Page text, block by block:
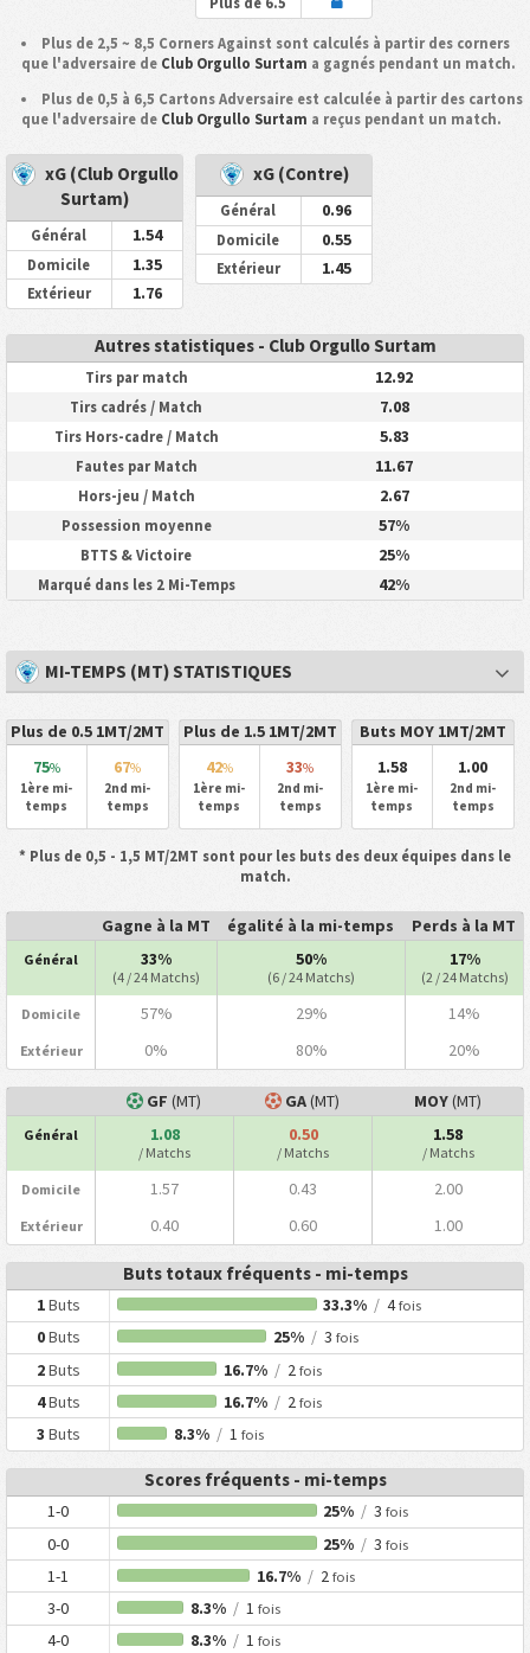
Plus de 2,5 ~ 8,5 Corners Against sont calculés à partir des corners
que l'adversaire de Club Orgullo Surtam a gagnés pendant un match.
Plus de 0,5 à 6,5 Cartons Adversaire est calculée à partir des cartons
que l'adversaire de Club Orgullo Surtam a reçus pendant un match.
xG (Club Orgullo
Surtam)
Général 1.54
Domicile 1.35
Extérieur 1.76
xG (Contre)
Général 0.96
Domicile 0.55
Extérieur 1.45
Autres statistiques - Club Orgullo Surtam
Tirs par match 12.92
Tirs cadrés / Match 7.08
Tirs Hors-cadre / Match 5.83
Fautes par Match 11.67
Hors-jeu / Match 2.67
Possession moyenne 57%
BTTS & Victoire 25%
Marqué dans les 2 Mi-Temps 42%
MI-TEMPS (MT) STATISTIQUES
Plus de 0.5 1MT/2MT
75%
1ère mi-
temps
67%
2nd mi-
temps
Plus de 1.5 1MT/2MT
42%
1ère mi-
temps
33%
2nd mi-
temps
Buts MOY 1MT/2MT
1.58
1ère mi-
temps
1.00
2nd mi-
temps
* Plus de 0,5 - 1,5 MT/2MT sont pour les buts des deux équipes dans le
match.
Gagne à la MT égalité à la mi-temps Perds à la MT
Général 33%
(4 / 24 Matchs)
50%
(6 / 24 Matchs)
17%
(2 / 24 Matchs)
Domicile 57% 29% 14%
Extérieur 0% 80% 20%
GF (MT) GA(MT) MOY(MT)
Général 1.08
/ Matchs
0.50
/ Matchs
1.58
/ Matchs
Domicile 1.57 0.43 2.00
Extérieur 0.40 0.60 1.00
Buts totaux fréquents - mi-temps
1Buts 33.3% / 4fois
0Buts 25% /3 fois
2Buts 16.7% /2 fois
4Buts 16.7% /2 fois
3 Buts 8.3% /1 fois
Scores fréquents - mi-temps
1-0 25% / 3fois
0-0 25% / 3fois
1-1 16.7% /2 fois
3-0 8.3% /1 fois
4-0 8.3% /1 fois